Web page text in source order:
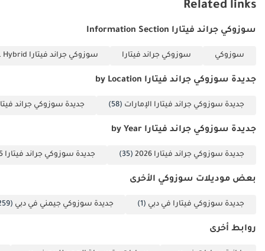
سيارة متوفرة •
وأفضل أسعار
وكلاء السيارات خبرة
في الإمارات العربية
عالمي ودعم مخصص
عملية الشحن لعملاء
التصدير • مجموعة
من سيارات السيدان
والفانات والسيارات
الفاخرة --------------------
Related links
سوزوكي جراند فيتارا Information Section
سوزوكي سوزوكي جراند فيتارا سوزوكي جراند فيتارا GL 1.5L Hybrid
جديدة سوزوكي جراند فيتارا by Location
جديدة سوزوكي جراند فيتارا الإمارات (58) جديدة سوزوكي جراند
جديدة سوزوكي جراند فيتارا by Year
جديدة سوزوكي جراند فيتارا 2026 (35) جديدة سوزوكي جراند فيتارا 2025
بعض موديلات سوزوكي الأخرى
جديدة سوزوكي فيتارا في دبي (1) جديدة سوزوكي جيمني في دبي (259)
روابط أخرى